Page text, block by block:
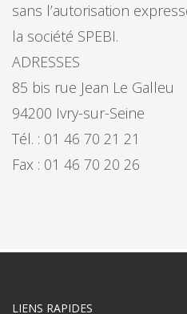
sans l’autorisation
la société SPEBI.
ADRESSES
85 bis rue Jean Le Galleu
94200 Ivry-sur-Seine
Tél. : 01 46 70 21 21
Fax : 01 46 70 20 26
LIENS RAPIDES